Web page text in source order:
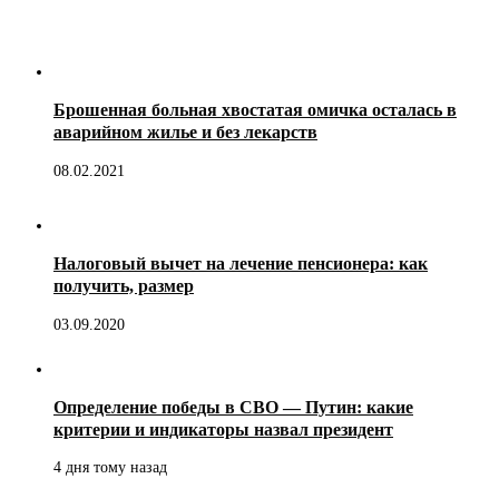
Брошенная больная хвостатая омичка осталась в
аварийном жилье и без лекарств
08.02.2021
Налоговый вычет на лечение пенсионера: как
получить, размер
03.09.2020
Определение победы в СВО — Путин: какие
критерии и индикаторы назвал президент
4 дня тому назад